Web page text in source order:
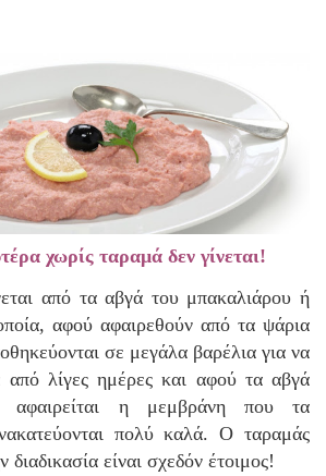
χωρίς ταραμά δεν γίνεται!
από τα αβγά του μπακαλιάρου ή
αφού αφαιρεθούν από τα ψάρια
σε μεγάλα βαρέλια για να
λίγες ημέρες και αφού τα αβγά
αφαιρείται η μεμβράνη που τα
πολύ καλά. Ο ταραμάς
είναι σχεδόν έτοιμος!